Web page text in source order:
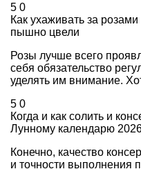
5 0
Как ухаживать за
пышно цвели
Розы лучше всего
себя обязательство
уделять им внимание.
5 0
Когда и как солить и
Лунному календарю
Конечно, качество
и точности выполнения